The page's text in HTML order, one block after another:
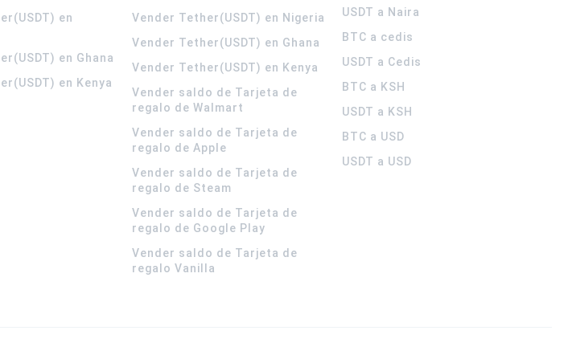
en
en Ghana
en Kenya
Vender Tether(USDT) en Nigeria
Vender Tether(USDT) en Ghana
Vender Tether(USDT) en Kenya
Vender saldo de Tarjeta de
regalo de Walmart
Vender saldo de Tarjeta de
regalo de Apple
Vender saldo de Tarjeta de
regalo de Steam
Vender saldo de Tarjeta de
regalo de Google Play
Vender saldo de Tarjeta de
regalo Vanilla
USDT a Naira
BTC a cedis
USDT a Cedis
BTC a KSH
USDT a KSH
BTC a USD
USDT a USD